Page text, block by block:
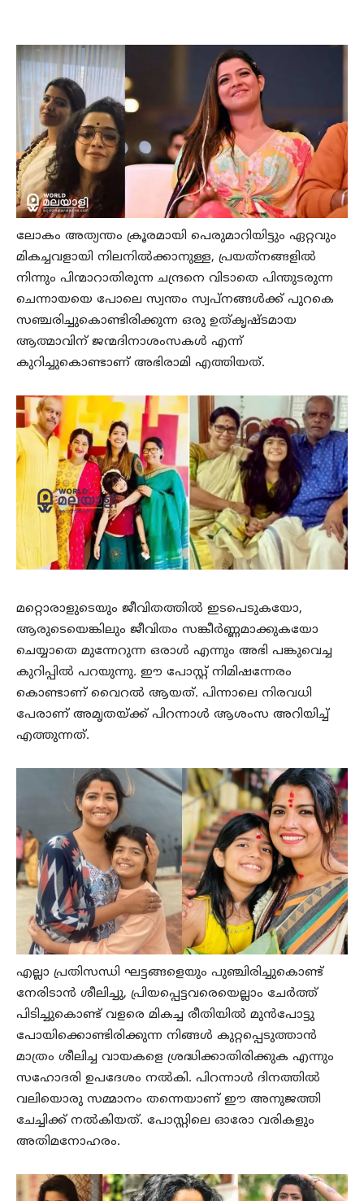
ലോകം അത്യന്തം ക്രൂരമായി പെരുമാറിയിട്ടും ഏറ്റവും
മികച്ചവളായി നിലനില്‍ക്കാനുള്ള, പ്രയത്‌നങ്ങളില്‍
നിന്നും പിന്മാറാതിരുന്ന ചന്ദ്രനെ വിടാതെ പിന്തുടരുന്ന
ചെന്നായയെ പോലെ സ്വന്തം സ്വപ്നങ്ങള്‍ക്ക് പുറകെ
സഞ്ചരിച്ചുകൊണ്ടിരിക്കുന്ന ഒരു ഉത്കൃഷ്ടമായ
ആത്മാവിന് ജന്മദിനാശംസകള്‍ എന്ന്
കുറിച്ചുകൊണ്ടാണ് അഭിരാമി എത്തിയത്.
മറ്റൊരാളുടെയും ജീവിതത്തില്‍ ഇടപെടുകയോ,
ആരുടെയെങ്കിലും ജീവിതം സങ്കീര്‍ണ്ണമാക്കുകയോ
ചെയ്യാതെ മുന്നേറുന്ന ഒരാള്‍ എന്നും അഭി പങ്കുവെച്ച
കുറിപ്പില്‍ പറയുന്നു. ഈ പോസ്റ്റ് നിമിഷന്നേരം
കൊണ്ടാണ് വൈറല്‍ ആയത്. പിന്നാലെ നിരവധി
പേരാണ് അമൃതയ്ക്ക് പിറന്നാള്‍ ആശംസ അറിയിച്ച്
എത്തുന്നത്.
എല്ലാ പ്രതിസന്ധി ഘട്ടങ്ങളെയും പുഞ്ചിരിച്ചുകൊണ്ട്
നേരിടാന്‍ ശീലിച്ചു, പ്രിയപ്പെട്ടവരെയെല്ലാം ചേര്‍ത്ത്
പിടിച്ചുകൊണ്ട് വളരെ മികച്ച രീതിയില്‍ മുന്‍പോട്ടു
പോയിക്കൊണ്ടിരിക്കുന്ന നിങ്ങള്‍ കുറ്റപ്പെടുത്താന്‍
മാത്രം ശീലിച്ച വായകളെ ശ്രദ്ധിക്കാതിരിക്കുക എന്നും
സഹോദരി ഉപദേശം നല്‍കി. പിറന്നാള്‍ ദിനത്തില്‍
വലിയൊരു സമ്മാനം തന്നെയാണ് ഈ അനുജത്തി
ചേച്ചിക്ക് നല്‍കിയത്. പോസ്റ്റിലെ ഓരോ വരികളും
അതിമനോഹരം.